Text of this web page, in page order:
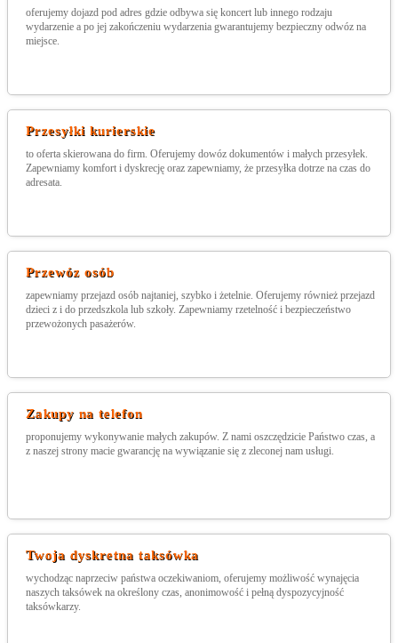
oferujemy dojazd pod adres gdzie odbywa się koncert lub innego rodzaju
wydarzenie a po jej zakończeniu wydarzenia gwarantujemy bezpieczny odwóz na
miejsce.
Przesyłki kurierskie
to oferta skierowana do firm. Oferujemy dowóz dokumentów i małych przesyłek.
Zapewniamy komfort i dyskrecję oraz zapewniamy, że przesyłka dotrze na czas do
adresata.
Przewóz osób
zapewniamy przejazd osób najtaniej, szybko i żetelnie. Oferujemy również przejazd
dzieci z i do przedszkola lub szkoły. Zapewniamy rzetelność i bezpieczeństwo
przewożonych pasażerów.
Zakupy na telefon
proponujemy wykonywanie małych zakupów. Z nami oszczędzicie Państwo czas, a
z naszej strony macie gwarancję na wywiązanie się z zleconej nam usługi.
Twoja dyskretna taksówka
wychodząc naprzeciw państwa oczekiwaniom, oferujemy możliwość wynajęcia
naszych taksówek na określony czas, anonimowość i pełną dyspozycyjność
taksówkarzy.